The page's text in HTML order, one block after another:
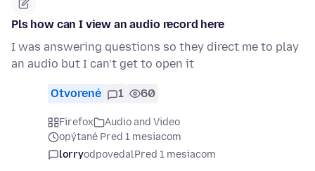
Pls how can I view an audio record here
I was answering questions so they direct me to play
an audio but I can’t get to open it
Otvorené 1 60
Firefox
Audio and Video
opýtané Pred 1 mesiacom
lorryodpovedalPred 1 mesiacom